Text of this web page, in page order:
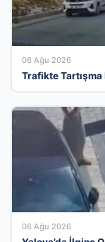
06 Ağu 2026
Trafikte Tartışma
06 Ağu 2026